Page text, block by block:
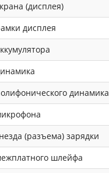
(дисплея)
дисплея
динамика
(разъема) зарядки
шлейфа